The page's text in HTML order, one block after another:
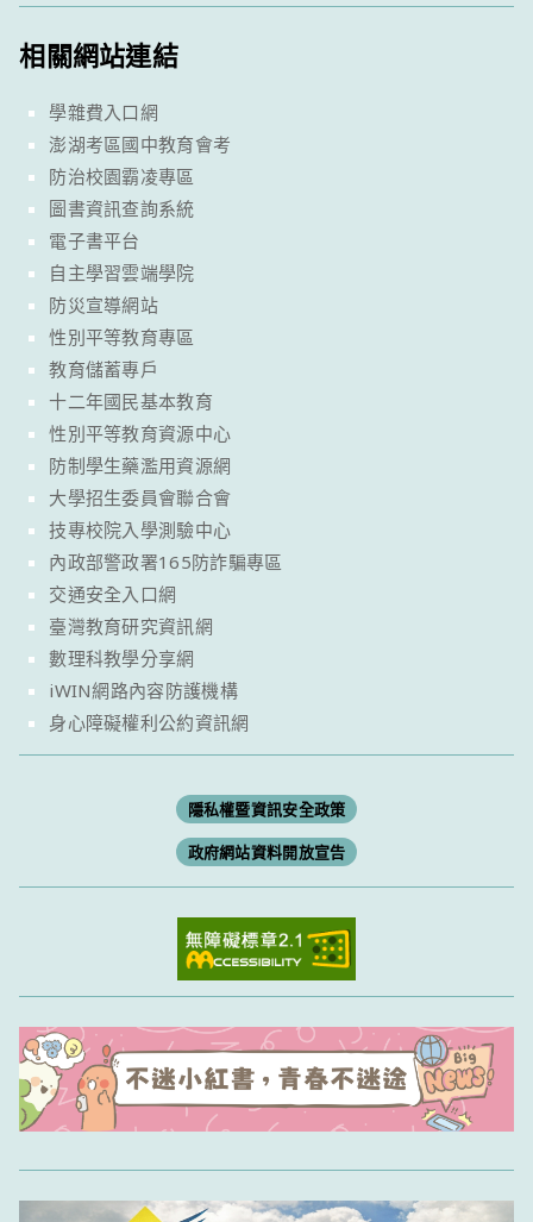
相關網站連結
學雜費入口網
澎湖考區國中教育會考
防治校園霸凌專區
圖書資訊查詢系統
電子書平台
自主學習雲端學院
防災宣導網站
性別平等教育專區
教育儲蓄專戶
十二年國民基本教育
性別平等教育資源中心
防制學生藥濫用資源網
大學招生委員會聯合會
技專校院入學測驗中心
內政部警政署165防詐騙專區
交通安全入口網
臺灣教育研究資訊網
數理科教學分享網
iWIN網路內容防護機構
身心障礙權利公約資訊網
隱私權暨資訊安全政策
政府網站資料開放宣告